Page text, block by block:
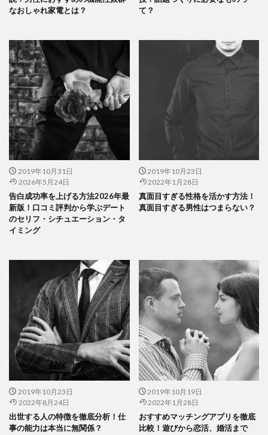
なおしゃれ家電とは？
て？
2019年10月31日
2026年5月24日
告白成功率を上げる方法2026年最
新版！口コミ評判から学ぶデート
のセリフ・シチュエーション・タ
イミング
2019年10月23日
2022年1月28日
真面目すぎる性格を活かす方法！
真面目すぎる男性はつまらない？
2019年10月23日
2022年8月24日
出世する人の特徴を徹底分析！仕
事の能力は本当に無関係？
2019年10月19日
2022年1月28日
おすすめマッチングアプリを徹底
比較！遊びから恋活、婚活まで